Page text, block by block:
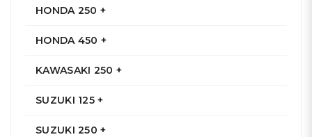
HONDA 250 +
HONDA 450 +
KAWASAKI 250 +
SUZUKI 125 +
SUZUKI 250 +